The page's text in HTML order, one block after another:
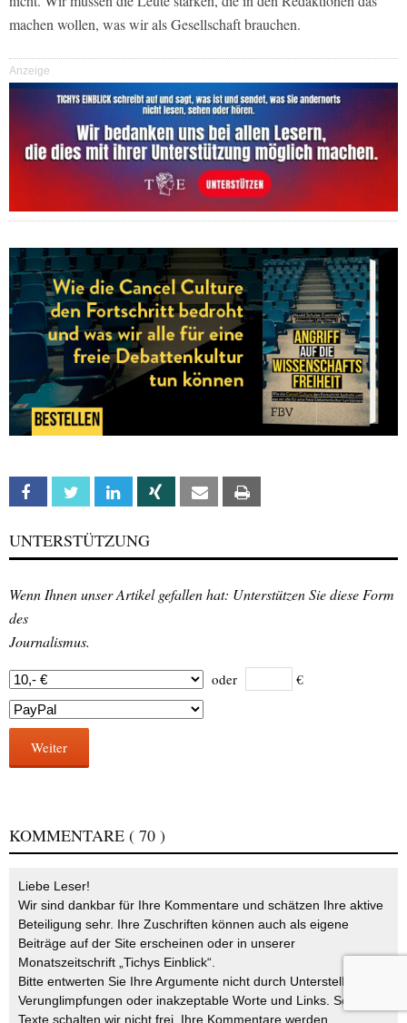
machen wollen, was wir als Gesellschaft brauchen.
Anzeige
Facebook Twitter Linkedin Xing Email
UNTERSTÜTZUNG
Wenn Ihnen unser Artikel gefallen hat: Unterstützen Sie diese Form
des
Journalismus.
oder €
Weiter
KOMMENTARE ( 70 )
Liebe Leser!
Wir sind dankbar für Ihre Kommentare und schätzen Ihre aktive
Beteiligung sehr. Ihre Zuschriften können auch als eigene
Beiträge auf der Site erscheinen oder in unserer
Monatszeitschrift „Tichys Einblick“.
Bitte entwerten Sie Ihre Argumente nicht durch Unterstellungen,
Verunglimpfungen oder inakzeptable Worte und Links. Solche
Texte schalten wir nicht frei. Ihre Kommentare werden